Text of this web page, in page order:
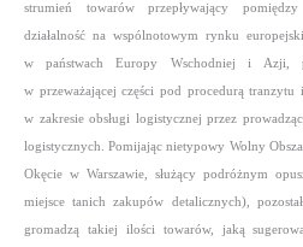
strumień towarów przepływający
działalność na wspólnotowym rynku
w państwach Europy Wschodniej i Azji,
w przeważającej części pod procedurą
w zakresie obsługi logistycznej przez
logistycznych. Pomijając nietypowy Wolny
Okęcie w Warszawie, służący podróżnym
miejscetanich zakupów detalicznych),
gromadzą takiej ilości towarów, jaką